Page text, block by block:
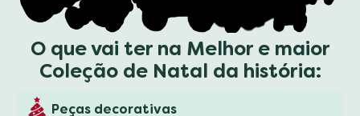
O que vai ter na Melhor e maior
Coleção de Natal da história:
Peças decorativas